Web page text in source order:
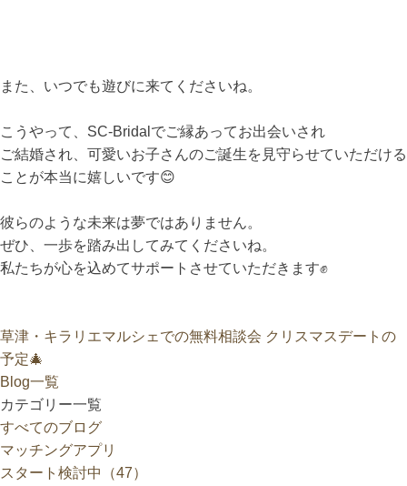
また、いつでも遊びに来てくださいね。
こうやって、SC-Bridalでご縁あってお出会いされ
ご結婚され、可愛いお子さんのご誕生を見守らせていただける
ことが本当に嬉しいです😊
彼らのような未来は夢ではありません。
ぜひ、一歩を踏み出してみてくださいね。
私たちが心を込めてサポートさせていただきます✊
草津・キラリエマルシェでの無料相談会 クリスマスデートの
予定🎄
Blog一覧
カテゴリー一覧
すべてのブログ
マッチングアプリ
スタート検討中（47）